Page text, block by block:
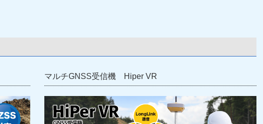
マルチGNSS受信機 Hiper VR